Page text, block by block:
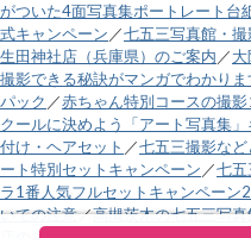
がついた4面写真集ポートレート台
式キャンペーン／七五三写真館・撮
生田神社店（兵庫県）のご案内／
撮影できる秘訣がマンガでわかりま
パック ／赤ちゃん特別コースの撮
クールに決めよう「アート写真集」
付け・ヘアセット ／七五三撮影な
ート特別セットキャンペーン／七五
ラ1番人気フルセットキャンペーン
いての注意／高槻茨木の七五三写